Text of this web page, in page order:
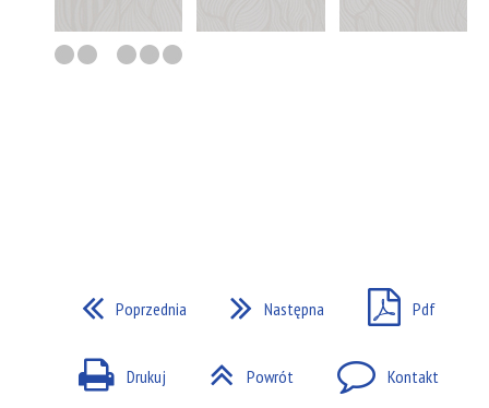
Poprzednia Następna Pdf
Drukuj Powrót Kontakt